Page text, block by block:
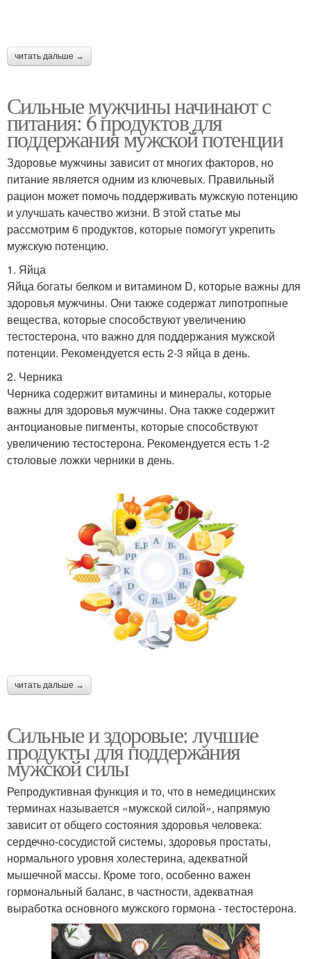
читать дальше →
Сильные мужчины начинают с
питания: 6 продуктов для
поддержания мужской потенции
Здоровье мужчины зависит от многих факторов, но
питание является одним из ключевых. Правильный
рацион может помочь поддерживать мужскую потенцию
и улучшать качество жизни. В этой статье мы
рассмотрим 6 продуктов, которые помогут укрепить
мужскую потенцию.
1. Яйца
Яйца богаты белком и витамином D, которые важны для
здоровья мужчины. Они также содержат липотропные
вещества, которые способствуют увеличению
тестостерона, что важно для поддержания мужской
потенции. Рекомендуется есть 2-3 яйца в день.
2. Черника
Черника содержит витамины и минералы, которые
важны для здоровья мужчины. Она также содержит
антоциановые пигменты, которые способствуют
увеличению тестостерона. Рекомендуется есть 1-2
столовые ложки черники в день.
читать дальше →
Сильные и здоровые: лучшие
продукты для поддержания
мужской силы
Репродуктивная функция и то, что в немедицинских
терминах называется «мужской силой», напрямую
зависит от общего состояния здоровья человека:
сердечно-сосудистой системы, здоровья простаты,
нормального уровня холестерина, адекватной
мышечной массы. Кроме того, особенно важен
гормональный баланс, в частности, адекватная
выработка основного мужского гормона - тестостерона.